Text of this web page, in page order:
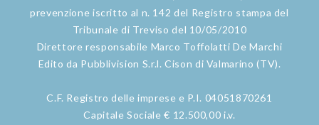
prevenzione iscritto al n. 142 del Registro stampa del
Tribunale di Treviso del 10/05/2010
Direttore responsabile Marco Toffolatti De Marchi
Edito da Pubblivision S.r.l. Cison di Valmarino (TV).
C.F. Registro delle imprese e P.I. 04051870261
Capitale Sociale € 12.500,00 i.v.